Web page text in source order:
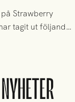
Strawberry
tagit ut följande